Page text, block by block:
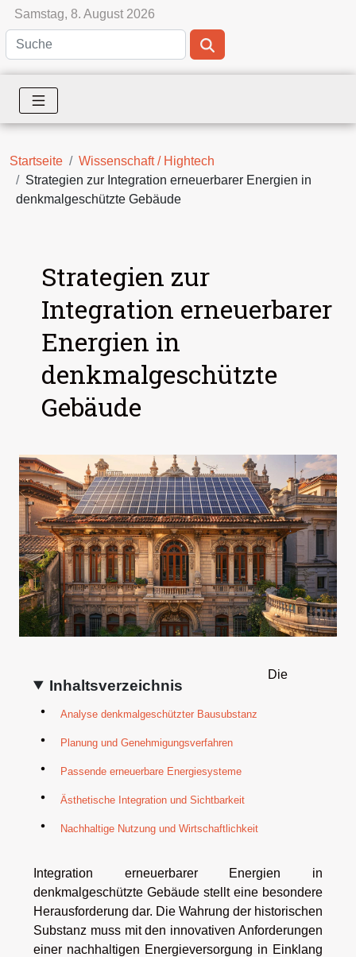
Samstag, 8. August 2026
Startseite
Wissenschaft / Hightech
Strategien zur Integration erneuerbarer Energien in
denkmalgeschützte Gebäude
Strategien zur
Integration erneuerbarer
Energien in
denkmalgeschützte
Gebäude
Inhaltsverzeichnis
Analyse denkmalgeschützter Bausubstanz
Planung und Genehmigungsverfahren
Passende erneuerbare Energiesysteme
Ästhetische Integration und Sichtbarkeit
Nachhaltige Nutzung und Wirtschaftlichkeit
Die
Integration erneuerbarer Energien in
denkmalgeschützte Gebäude stellt eine besondere
Herausforderung dar. Die Wahrung der historischen
Substanz muss mit den innovativen Anforderungen
einer nachhaltigen Energieversorgung in Einklang